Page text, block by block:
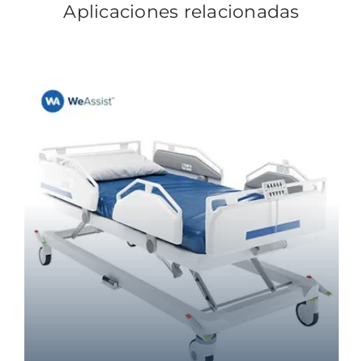
Aplicaciones relacionadas